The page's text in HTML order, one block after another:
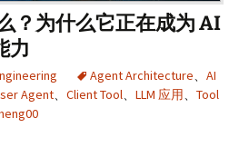
？为什么它正在成为 AI
力
Agent Architecture、 AI
Agent、 Client Tool、 LLM 应用、 Tool